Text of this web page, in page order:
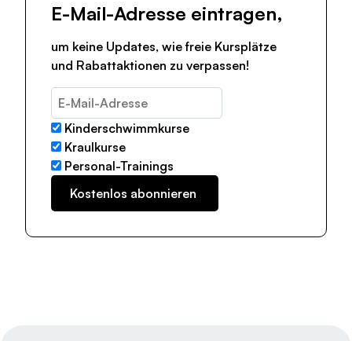
E-Mail-Adresse eintragen,
um keine Updates, wie freie Kursplätze
und Rabattaktionen zu verpassen!
Kinderschwimmkurse
Kraulkurse
Personal-Trainings